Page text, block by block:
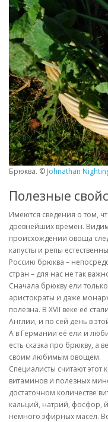
Брюква. © Johnathan
Полезные
Имеются сведения о том,
древнейших времен.
происхождении овоща
капусты и репы
Россию брюква –
стран – для нас не так
Сначала брюкву ели
аристократы и даже
полезна. В XVII веке её
Англии, и по сей день в
А в Германии её ели и
есть сказка про брюкву, а
своим любимым овощем.
Специалисты считают
витаминов и полезных
достаточном количестве
кальций, натрий, фосфор,
немного эфирных масел.